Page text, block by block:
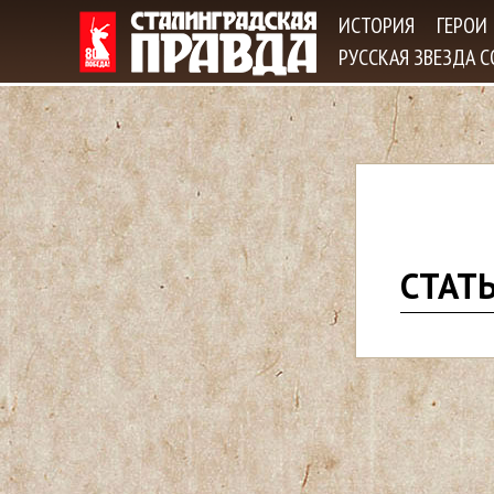
ИСТОРИЯ ГЕРОИ
РУССКАЯ ЗВЕЗДА
ы
з
д